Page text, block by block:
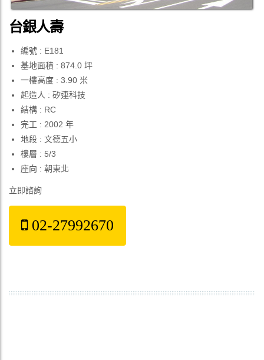
台銀人壽
編號 : E181
基地面積 : 874.0 坪
一樓高度 : 3.90 米
起造人 : 矽連科技
結構 : RC
完工 : 2002 年
地段 : 文德五小
樓層 : 5/3
座向 : 朝東北
立即諮詢
02-27992670